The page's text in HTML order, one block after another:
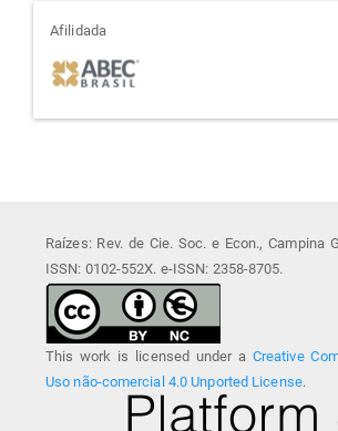
afiliada
Afilidada
Raízes: Rev. de Cie. Soc. e Econ., Campina
ISSN: 0102-552X. e-ISSN: 2358-8705.
This work is licensed under a Creative
Uso não-comercial 4.0 Unported License.